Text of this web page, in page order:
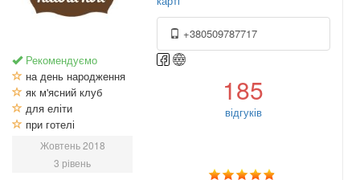
Рекомендуємо
на день народження
як м'ясний клуб
для еліти
при готелі
Жовтень 2018
3 рівень
+380509787717
185
відгуків